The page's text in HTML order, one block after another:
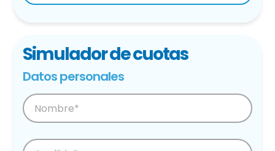
Simulador de cuotas
Datos personales